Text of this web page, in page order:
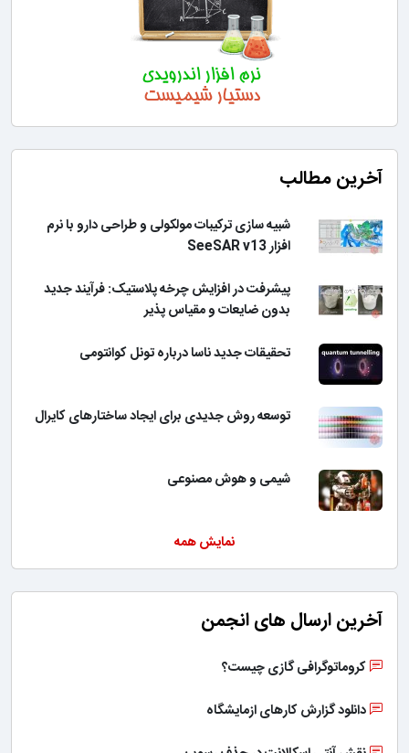
آخرین مطالب
شبیه سازی ترکیبات مولکولی و طراحی دارو با نرم
افزار SeeSAR v13
پیشرفت در افزایش چرخه پلاستیک: فرآیند جدید
بدون ضایعات و مقیاس پذیر
تحقیقات جدید ناسا درباره تونل کوانتومی
توسعه روش جدیدی برای ایجاد ساختارهای کایرال
شیمی و هوش مصنوعی
نمایش همه
آخرین ارسال های انجمن
کروماتوگرافی گازی چیست؟
دانلود گزارش کارهای ازمایشگاه